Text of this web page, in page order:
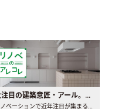
大注目の建築意匠・アール。人気の理由と空間に取り入れるポイント